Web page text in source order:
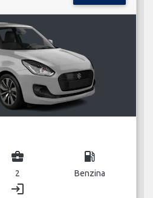
business_center
2
local_gas_station
Benzina
login